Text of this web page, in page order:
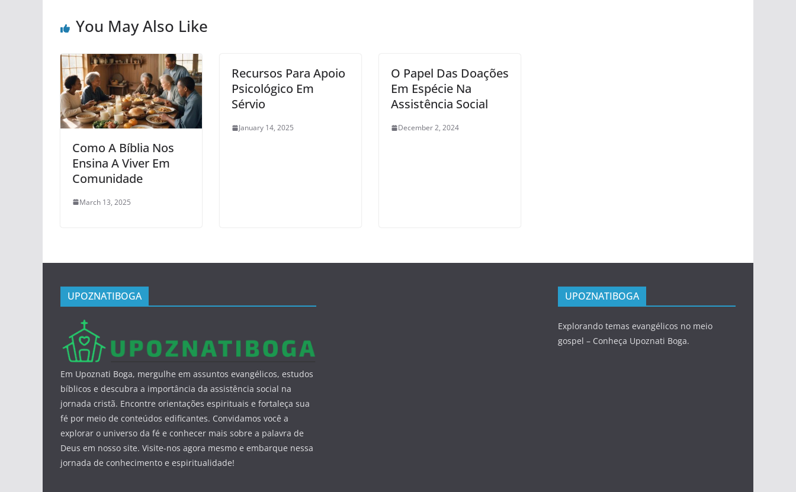
You May Also Like
Como A Bíblia Nos
Ensina A Viver Em
Comunidade
March 13, 2025
Recursos Para Apoio
Psicológico Em
Sérvio
January 14, 2025
O Papel Das Doações
Em Espécie Na
Assistência Social
December 2, 2024
UPOZNATIBOGA
Em Upoznati Boga, mergulhe em assuntos evangélicos, estudos
bíblicos e descubra a importância da assistência social na
jornada cristã. Encontre orientações espirituais e fortaleça sua
fé por meio de conteúdos edificantes. Convidamos você a
explorar o universo da fé e conhecer mais sobre a palavra de
Deus em nosso site. Visite-nos agora mesmo e embarque nessa
jornada de conhecimento e espiritualidade!
UPOZNATIBOGA
Explorando temas evangélicos no meio
gospel – Conheça Upoznati Boga.